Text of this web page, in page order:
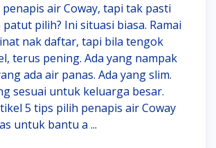
air Coway, tapi tak pasti
patut pilih? Ini situasi biasa. Ramai
nak daftar, tapi bila tengok
terus pening. Ada yang nampak
ada air panas. Ada yang slim.
sesuai untuk keluarga besar.
5 tips pilih penapis air Coway
untuk bantu a ...